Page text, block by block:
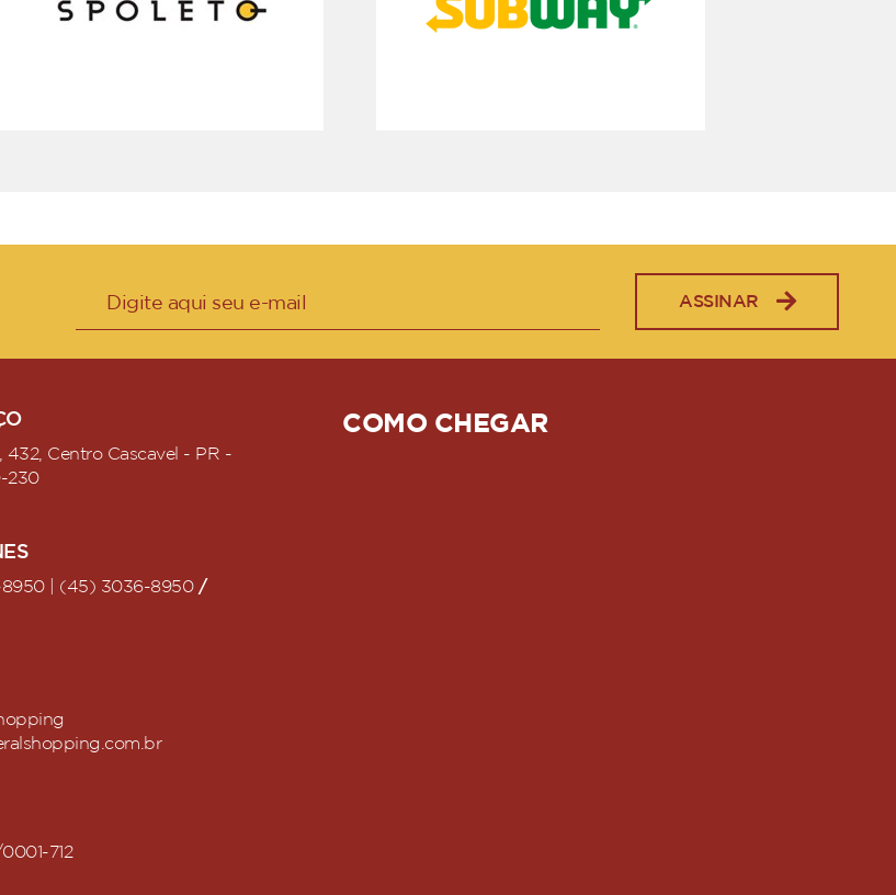
ASSINAR
432, Centro Cascavel - PR -
230
| (45) 3036-8950/
712
COMO CHEGAR